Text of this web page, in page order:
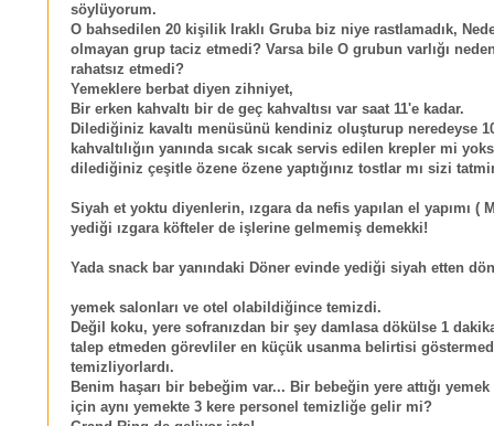
söylüyorum.
O bahsedilen 20 kişilik Iraklı Gruba biz niye rastlamadık,
olmayan grup taciz etmedi? Varsa bile O grubun varlığı
rahatsız etmedi?
Yemeklere berbat diyen zihniyet,
Bir erken kahvaltı bir de geç kahvaltısı var saat 11'e kadar.
Dilediğiniz kavaltı menüsünü kendiniz oluşturup neredeyse
kahvaltılığın yanında sıcak sıcak servis edilen krepler mi
dilediğiniz çeşitle özene özene yaptığınız tostlar mı sizi
Siyah et yoktu diyenlerin, ızgara da nefis yapılan el yapımı (
yediği ızgara köfteler de işlerine gelmemiş demekki!
Yada snack bar yanındaki Döner evinde yediği siyah etten
yemek salonları ve otel olabildiğince temizdi.
Değil koku, yere sofranızdan bir şey damlasa dökülse 1
talep etmeden görevliler en küçük usanma belirtisi
temizliyorlardı.
Benim haşarı bir bebeğim var... Bir bebeğin yere attığı yemek
için aynı yemekte 3 kere personel temizliğe gelir mi?